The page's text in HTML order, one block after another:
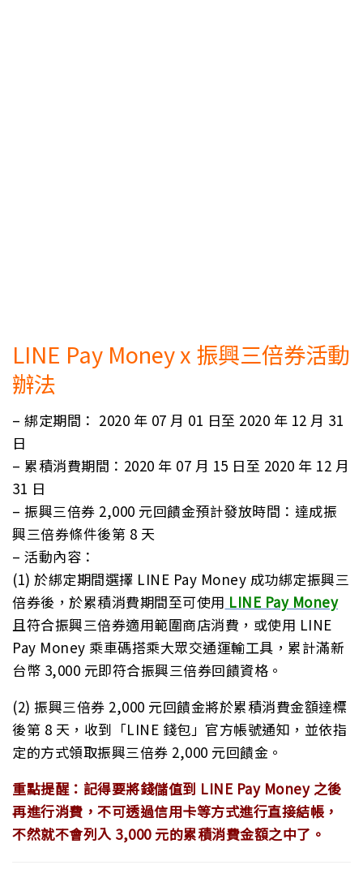
LINE Pay Money x 振興三倍券活動
辦法
– 綁定期間： 2020 年 07 月 01 日至 2020 年 12 月 31
日
– 累積消費期間：2020 年 07 月 15 日至 2020 年 12 月
31 日
– 振興三倍券 2,000 元回饋金預計發放時間：達成振
興三倍券條件後第 8 天
– 活動內容：
(1) 於綁定期間選擇 LINE Pay Money 成功綁定振興三
倍券後，於累積消費期間至可使用 LINE Pay Money
且符合振興三倍券適用範圍商店消費，或使用 LINE
Pay Money 乘車碼搭乘大眾交通運輸工具，累計滿新
台幣 3,000 元即符合振興三倍券回饋資格。
(2) 振興三倍券 2,000 元回饋金將於累積消費金額達標
後第 8 天，收到「LINE 錢包」官方帳號通知，並依指
定的方式領取振興三倍券 2,000 元回饋金。
重點提醒：記得要將錢儲值到 LINE Pay Money 之後
再進行消費，不可透過信用卡等方式進行直接結帳，
不然就不會列入 3,000 元的累積消費金額之中了。